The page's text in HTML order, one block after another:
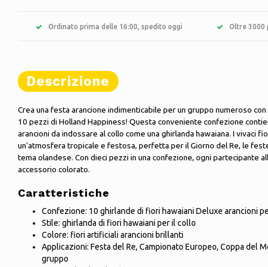
Ordinato prima delle 16:00, spedito oggi Oltre 3000
Descrizione
Crea una festa arancione indimenticabile per un gruppo numeroso
10 pezzi di Holland Happiness! Questa conveniente confezione
arancioni da indossare al collo come una ghirlanda hawaiana. I vivaci
un'atmosfera tropicale e festosa, perfetta per il Giorno del Re, le
tema olandese. Con dieci pezzi in una confezione, ogni partecipante
accessorio colorato.
Caratteristiche
Confezione: 10 ghirlande di fiori hawaiani Deluxe arancioni
Stile: ghirlanda di fiori hawaiani per il collo
Colore: fiori artificiali arancioni brillanti
Applicazioni: Festa del Re, Campionato Europeo, Coppa del
gruppo